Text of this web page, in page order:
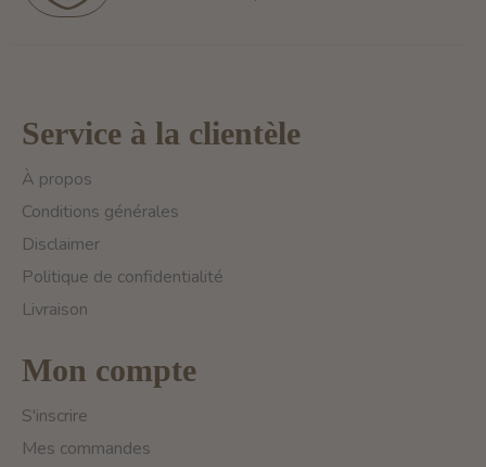
Service à la clientèle
À propos
Conditions générales
Disclaimer
Politique de confidentialité
Livraison
Mon compte
S'inscrire
Mes commandes